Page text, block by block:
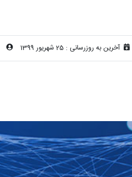
آخرین به روزرسانی : 25 شهریور 1399